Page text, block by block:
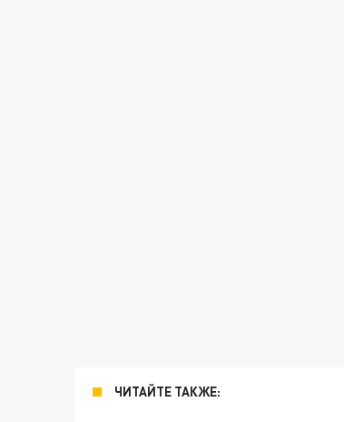
ЧИТАЙТЕ ТАКЖЕ: